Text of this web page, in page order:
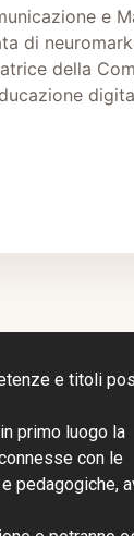
e
di
della
e titoli
primo luogo la
con le
pedagogiche,